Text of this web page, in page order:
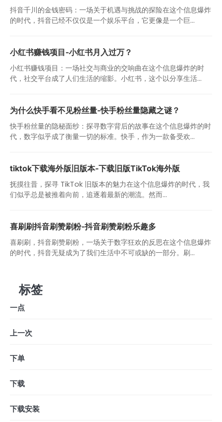
抖音千川的金钱密码：一场关于机遇与挑战的探险在这个信息爆炸
的时代，抖音已经不仅仅是一个娱乐平台，它更像是一个巨...
小红书赚钱项目-小红书月入过万？
小红书赚钱项目：一场社交与商业的交响曲在这个信息爆炸的时
代，社交平台成了人们生活的缩影。小红书，这个以分享生活...
为什么快手看不见粉丝量-快手粉丝量隐藏之谜？
快手粉丝量的隐秘面纱：探寻数字背后的故事在这个信息爆炸的时
代，数字似乎成了衡量一切的标准。快手，作为一款备受欢...
tiktok下载海外版旧版本-下载旧版TikTok海外版
抚摸往昔，探寻 TikTok 旧版本的魅力在这个信息爆炸的时代，我
们似乎总是被推着向前，追逐着最新的潮流。然而...
喜刷刷抖音刷赞刷粉-抖音刷赞刷粉乐趣多
喜刷刷，抖音刷赞刷粉，一场关于数字狂欢的反思在这个信息爆炸
的时代，抖音无疑成为了我们生活中不可或缺的一部分。刷...
标签
一点
上一次
下单
下载
下载安装